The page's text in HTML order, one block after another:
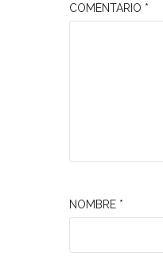
COMENTARIO *
NOMBRE *